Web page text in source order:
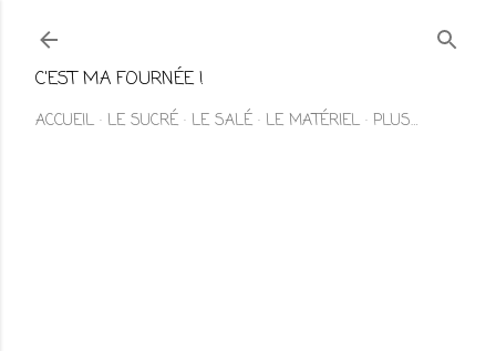
C'EST MA FOURNÉE !
ACCUEIL LE SUCRÉ LE SALÉ LE MATÉRIEL PLUS…